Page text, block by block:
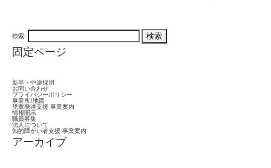
検索:
固定ページ
新卒・中途採用
お問い合わせ
プライバシーポリシー
事業所/地図
児童発達支援 事業案内
情報開示
職員募集
法人について
知的障がい者支援 事業案内
アーカイブ